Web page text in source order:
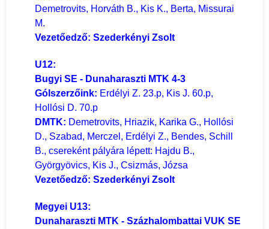
Demetrovits, Horváth B., Kis K., Berta, Missurai
M.
Vezetőedző: Szederkényi Zsolt
U12:
Bugyi SE - Dunaharaszti MTK 4-3
Gólszerzőink: Erdélyi Z. 23.p, Kis J. 60.p,
Hollósi D. 70.p
DMTK: Demetrovits, Hriazik, Karika G., Hollósi
D., Szabad, Merczel, Erdélyi Z., Bendes, Schill
B., csereként pályára lépett: Hajdu B.,
Györgyövics, Kis J., Csizmás, Józsa
Vezetőedző: Szederkényi Zsolt
Megyei U13:
Dunaharaszti MTK - Százhalombattai VUK SE